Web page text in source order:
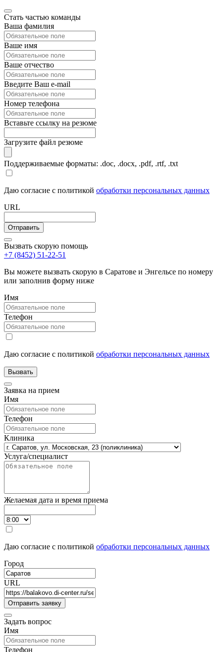
Стать частью команды
Ваша фамилия
Ваше имя
Ваше отчество
Введите Ваш e-mail
Номер телефона
Вставьте ссылку на резюме
Загрузите файл резюме
Поддерживаемые форматы: .doc, .docx, .pdf, .rtf, .txt
Даю согласие с политикой обработки персональных данных
URL
Вызвать скорую помощь
+7 (8452) 51-22-51
Вы можете вызвать скорую в Саратове и Энгельсе по номеру
или заполнив форму ниже
Имя
Телефон
Даю согласие с политикой обработки персональных данных
Заявка на прием
Имя
Телефон
Клиника
Услуга/специалист
Желаемая дата и время приема
Даю согласие с политикой обработки персональных данных
Город
URL
Задать вопрос
Имя
Телефон